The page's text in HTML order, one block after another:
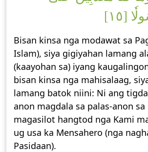
[١٥]
Bisan kinsa nga modawat sa
Islam), siya gigiyahan lamang
(kaayohan sa) iyang
bisan kinsa nga mahisalaag,
lamang batok niini: Ni ang
anon magdala sa palas-anon
magasilot hangtod nga Kami
ug usa ka Mensahero (nga
Pasidaan).